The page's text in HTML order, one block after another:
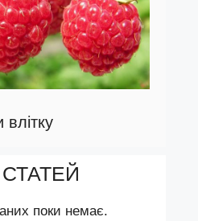
поки немає.